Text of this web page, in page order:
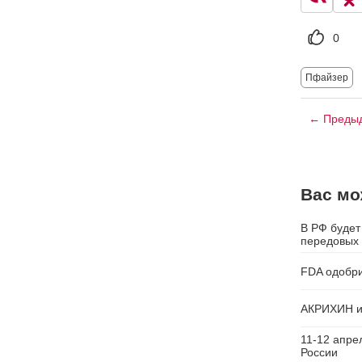
0
Пфайзер
←
Вас
В РФ будет
передовых
FDA
АКРИХИН и
11-12
России